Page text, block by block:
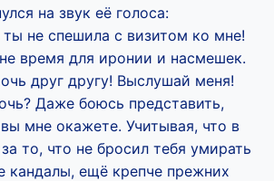
на звук её голоса:
не спешила с визитом ко мне!
время для иронии и насмешек.
друг другу! Выслушай меня!
Даже боюсь представить,
мне окажете. Учитывая, что в
то, что не бросил тебя умирать
кандалы, ещё крепче прежних